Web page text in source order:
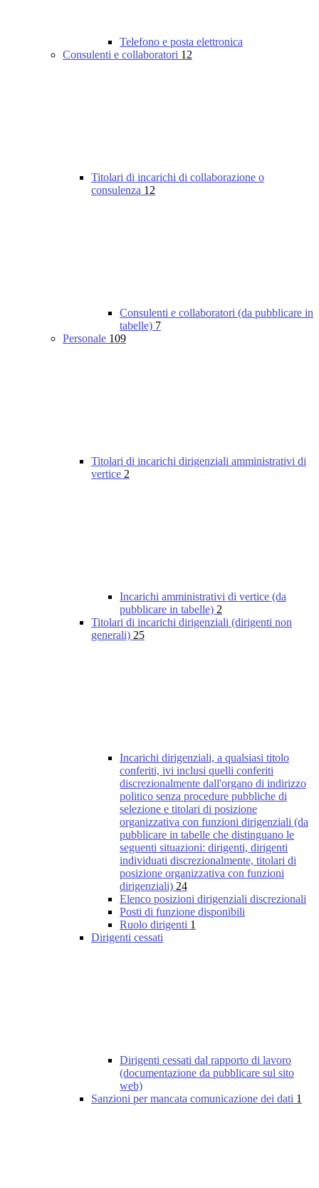
Telefono e posta elettronica
Consulenti e collaboratori 12
Titolari di incarichi di collaborazione o
consulenza 12
Consulenti e collaboratori (da pubblicare in
tabelle) 7
Personale 109
Titolari di incarichi dirigenziali amministrativi di
vertice 2
Incarichi amministrativi di vertice (da
pubblicare in tabelle) 2
Titolari di incarichi dirigenziali (dirigenti non
generali) 25
Incarichi dirigenziali, a qualsiasi titolo
conferiti, ivi inclusi quelli conferiti
discrezionalmente dall'organo di indirizzo
politico senza procedure pubbliche di
selezione e titolari di posizione
organizzativa con funzioni dirigenziali (da
pubblicare in tabelle che distinguano le
seguenti situazioni: dirigenti, dirigenti
individuati discrezionalmente, titolari di
posizione organizzativa con funzioni
dirigenziali) 24
Elenco posizioni dirigenziali discrezionali
Posti di funzione disponibili
Ruolo dirigenti 1
Dirigenti cessati
Dirigenti cessati dal rapporto di lavoro
(documentazione da pubblicare sul sito
web)
Sanzioni per mancata comunicazione dei dati 1